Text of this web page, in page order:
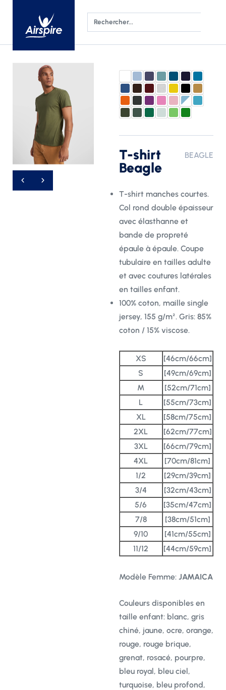
T-shirt
Beagle
BEAGLE
T-shirt manches courtes.
Col rond double épaisseur
avec élasthanne et
bande de propreté
épaule à épaule. Coupe
tubulaire en tailles adulte
et avec coutures latérales
en tailles enfant.
100% coton, maille single
jersey, 155 g/m². Gris: 85%
coton / 15% viscose.
XS
[46cm/66cm]
S
[49cm/69cm]
M
[52cm/71cm]
L
[55cm/73cm]
XL
[58cm/75cm]
2XL
[62cm/77cm]
3XL
[66cm/79cm]
4XL
[70cm/81cm]
1/2
[29cm/39cm]
3/4
[32cm/43cm]
5/6
[35cm/47cm]
7/8
[38cm/51cm]
9/10
[41cm/55cm]
11/12
[44cm/59cm]
Modèle Femme: JAMAICA
Couleurs disponibles en
taille enfant: blanc, gris
chiné, jaune, ocre, orange,
rouge, rouge brique,
grenat, rosacé, pourpre,
bleu royal, bleu ciel,
turquoise, bleu profond,